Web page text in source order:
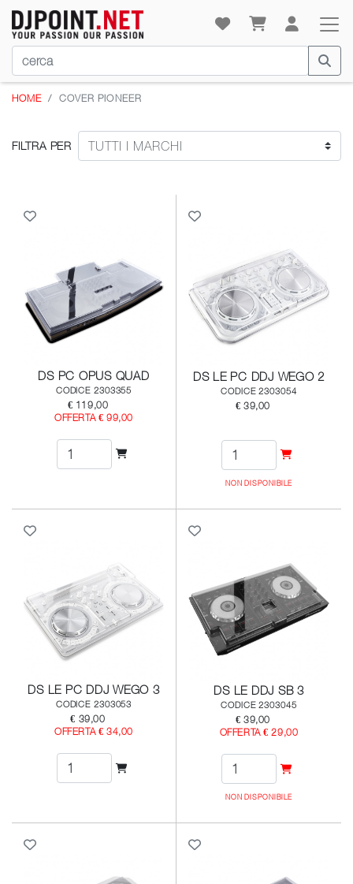
HOME COVER PIONEER
FILTRA PER
DS PC OPUS QUAD
CODICE 2303355
€ 119,00
OFFERTA € 99,00
DS LE PC DDJ WEGO 2
CODICE 2303054
€ 39,00
NON DISPONIBILE
DS LE PC DDJ WEGO 3
CODICE 2303053
€ 39,00
OFFERTA € 34,00
DS LE DDJ SB 3
CODICE 2303045
€ 39,00
OFFERTA € 29,00
NON DISPONIBILE